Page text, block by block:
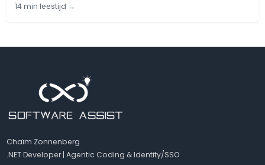
14 min leestijd →
Chaïm Zonnenberg
.NET Developer | Agentic Coding & Identity/SSO